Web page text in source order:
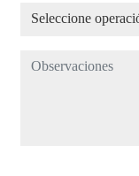
Seleccione operación
Seleccione
Observaciones